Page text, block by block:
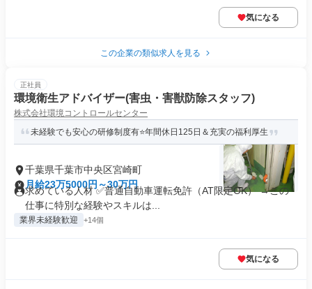
気になる
この企業の類似求人を見る
正社員
環境衛生アドバイザー(害虫・害獣防除スタッフ)
株式会社環境コントロールセンター
未経験でも安心の研修制度有⭐年間休日125日＆充実の福利厚生
千葉県千葉市中央区宮崎町
月給23万5000円～30万円
求めている人材 ✅普通自動車運転免許（AT限定OK） →この
仕事に特別な経験やスキルは...
業界未経験歓迎 +14個
気になる